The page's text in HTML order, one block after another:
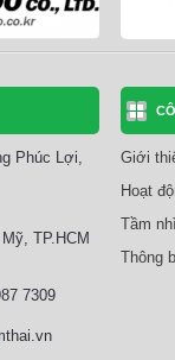
Phúc Lợi,
TP.HCM
7309
Giới
Hoạt
Tầm
Thông